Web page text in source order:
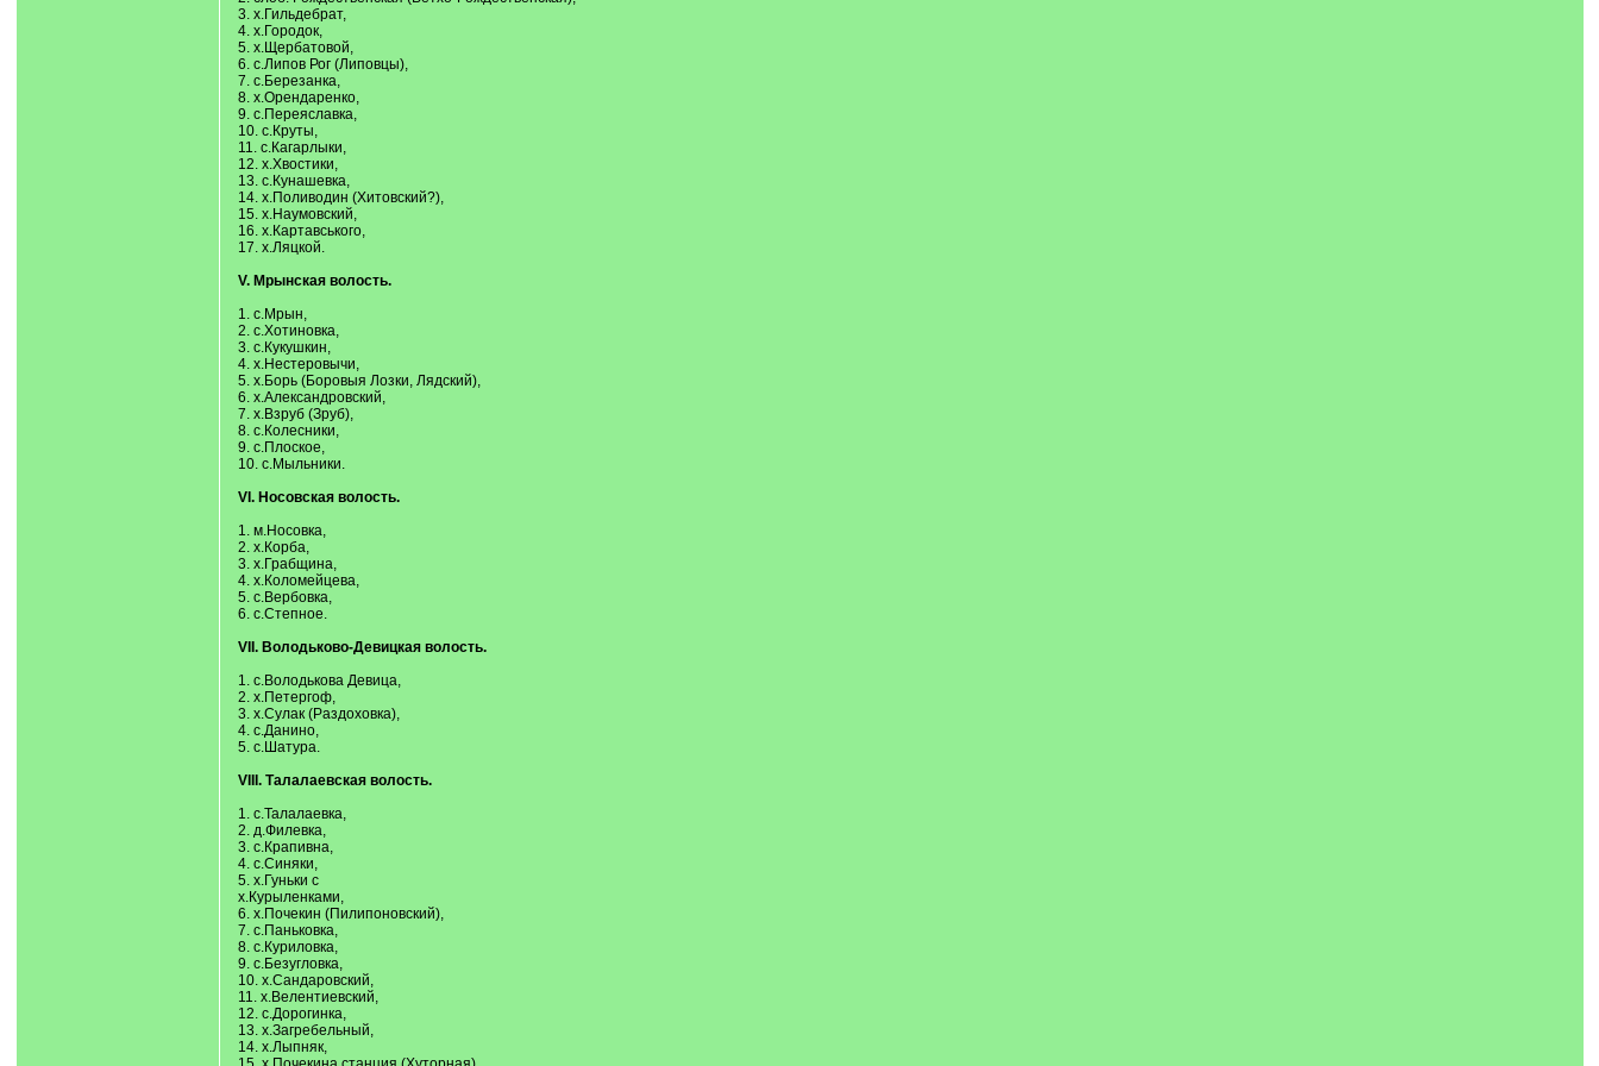
3. х.Гильдебрат,
4. х.Городок,
5. х.Щербатовой,
6. с.Липов Рог (Липовцы),
7. с.Березанка,
8. х.Орендаренко,
9. с.Переяславка,
10. с.Круты,
11. с.Кагарлыки,
12. х.Хвостики,
13. с.Кунашевка,
14. х.Поливодин (Хитовский?),
15. х.Наумовский,
16. х.Картавського,
17. х.Ляцкой.
V. Мрынская волость.
1. с.Мрын,
2. с.Хотиновка,
3. с.Кукушкин,
4. х.Нестеровычи,
5. х.Борь (Боровыя Лозки, Лядский),
6. х.Александровский,
7. х.Взруб (Зруб),
8. с.Колесники,
9. с.Плоское,
10. с.Мыльники.
VI. Носовская волость.
1. м.Носовка,
2. х.Корба,
3. х.Грабщина,
4. х.Коломейцева,
5. с.Вербовка,
6. с.Степное.
VII. Володьково-Девицкая волость.
1. с.Володькова Девица,
2. х.Петергоф,
3. х.Сулак (Раздоховка),
4. с.Данино,
5. с.Шатура.
VIII. Талалаевская волость.
1. с.Талалаевка,
2. д.Филевка,
3. с.Крапивна,
4. с.Синяки,
5. х.Гуньки с
х.Курыленками,
6. х.Почекин (Пилипоновский),
7. с.Паньковка,
8. с.Куриловка,
9. с.Безугловка,
10. х.Сандаровский,
11. х.Велентиевский,
12. с.Дорогинка,
13. х.Загребельный,
14. х.Лыпняк,